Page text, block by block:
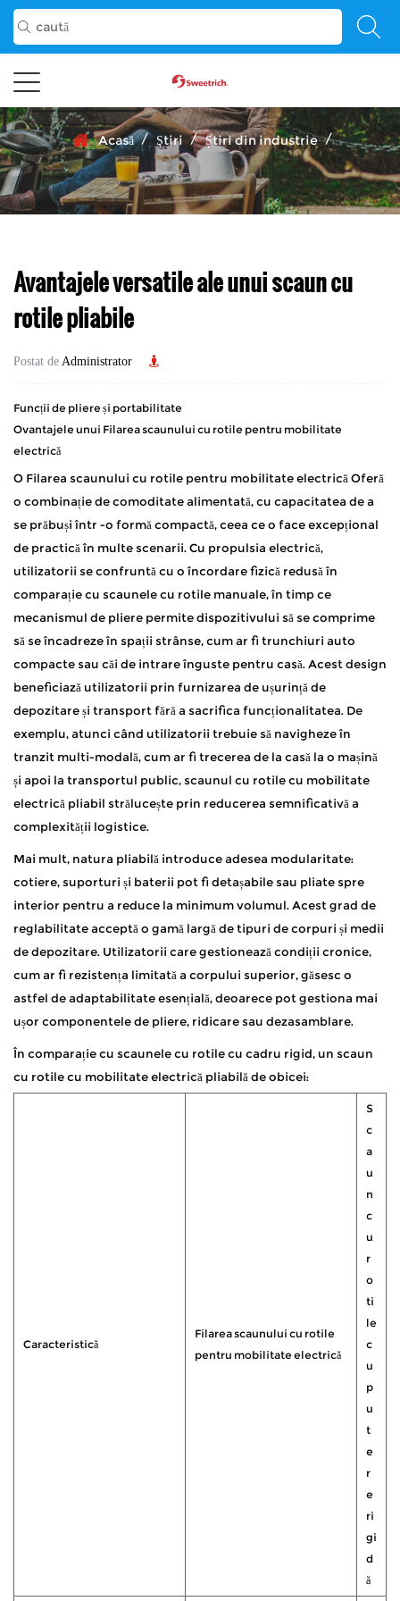
Acasă / Ştiri / Știri din industrie /
Avantajele versatile ale unui scaun cu
rotile pliabile
Postat de Administrator
Funcții de pliere și portabilitate
Ovantajele unui Filarea scaunului cu rotile pentru mobilitate
electrică
O Filarea scaunului cu rotile pentru mobilitate electrică Oferă
o combinație de comoditate alimentată, cu capacitatea de a
se prăbuși într -o formă compactă, ceea ce o face excepțional
de practică în multe scenarii. Cu propulsia electrică,
utilizatorii se confruntă cu o încordare fizică redusă în
comparație cu scaunele cu rotile manuale, în timp ce
mecanismul de pliere permite dispozitivului să se comprime
să se încadreze în spații strânse, cum ar fi trunchiuri auto
compacte sau căi de intrare înguste pentru casă. Acest design
beneficiază utilizatorii prin furnizarea de ușurință de
depozitare și transport fără a sacrifica funcționalitatea. De
exemplu, atunci când utilizatorii trebuie să navigheze în
tranzit multi-modală, cum ar fi trecerea de la casă la o mașină
și apoi la transportul public, scaunul cu rotile cu mobilitate
electrică pliabil strălucește prin reducerea semnificativă a
complexității logistice.
Mai mult, natura pliabilă introduce adesea modularitate:
cotiere, suporturi și baterii pot fi detașabile sau pliate spre
interior pentru a reduce la minimum volumul. Acest grad de
reglabilitate acceptă o gamă largă de tipuri de corpuri și medii
de depozitare. Utilizatorii care gestionează condiții cronice,
cum ar fi rezistența limitată a corpului superior, găsesc o
astfel de adaptabilitate esențială, deoarece pot gestiona mai
ușor componentele de pliere, ridicare sau dezasamblare.
În comparație cu scaunele cu rotile cu cadru rigid, un scaun
cu rotile cu mobilitate electrică pliabilă de obicei:
Caracteristică
Filarea scaunului cu rotile
pentru mobilitate electrică
S
c
a
u
n
c
u
r
o
ti
le
c
u
p
u
t
e
r
e
ri
gi
d
ă